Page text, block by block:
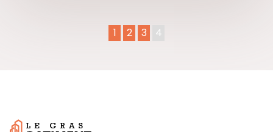
1 2 3 4